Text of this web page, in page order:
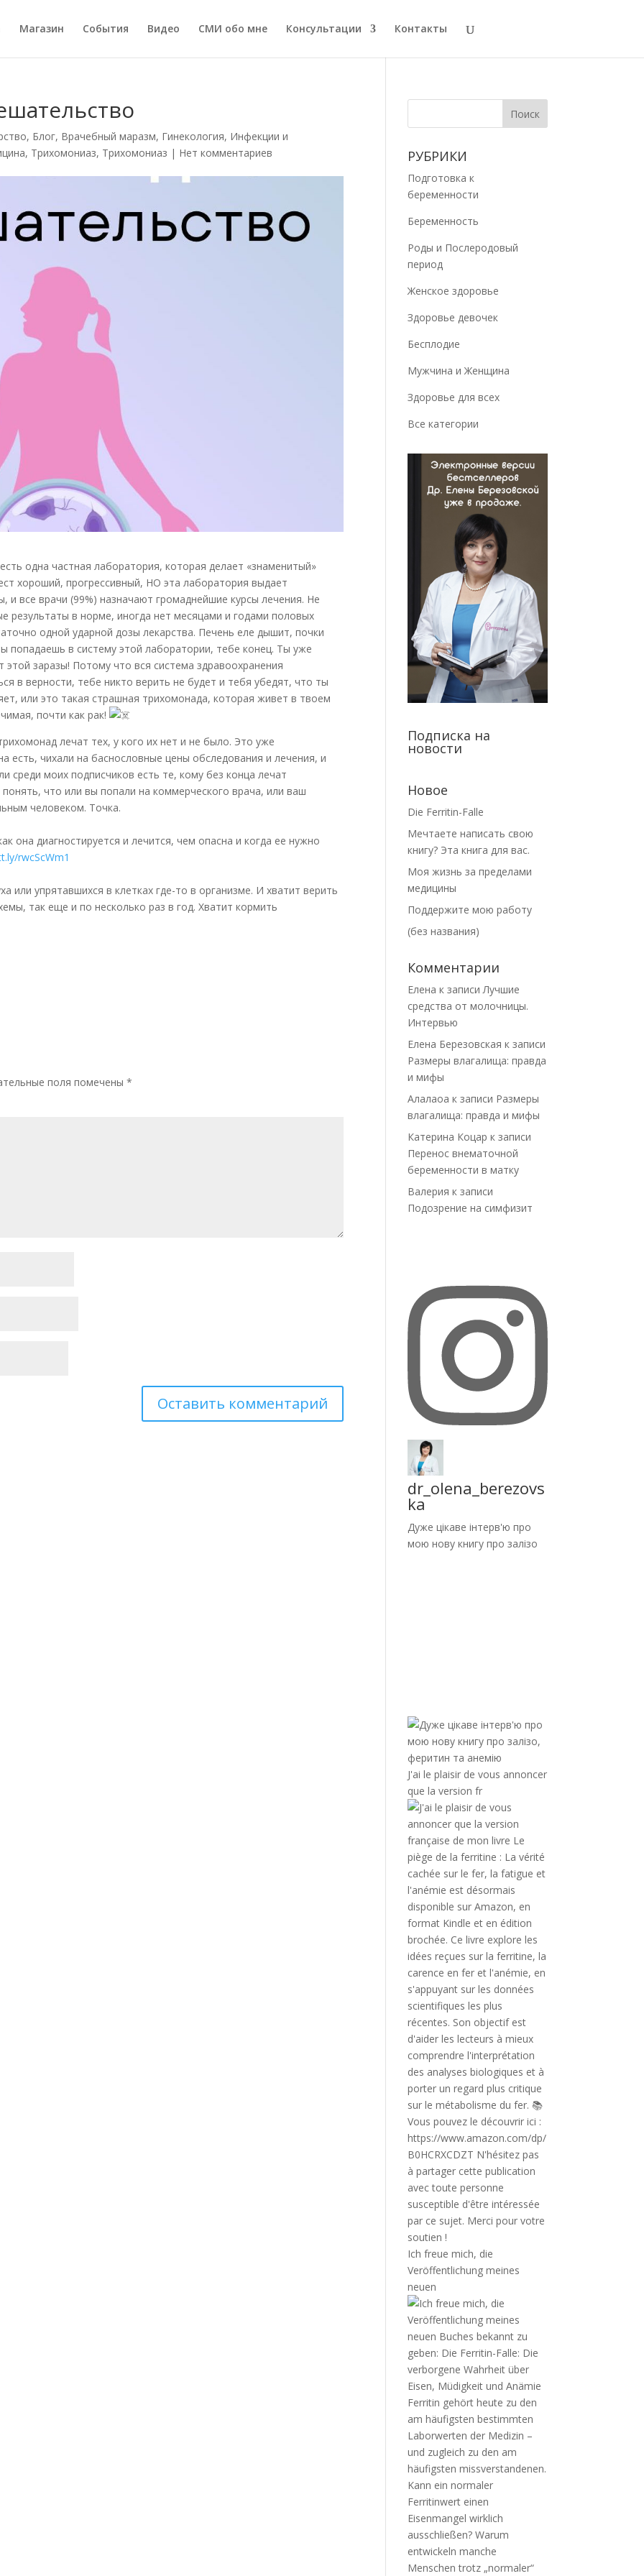
Магазин События Видео СМИ обо мне Консультации Контакты
, Блог, Врачебный маразм, Гинекология, Инфекции и
, Трихомониаз, Трихомониаз | Нет комментариев
одна частная лаборатория, которая делает «знаменитый»
хороший, прогрессивный, НО эта лаборатория выдает
и все врачи (99%) назначают громаднейшие курсы лечения. Не
результаты в норме, иногда нет месяцами и годами половых
одной ударной дозы лекарства. Печень еле дышит, почки
попадаешь в систему этой лаборатории, тебе конец. Ты уже
заразы! Потому что вся система здравоохранения
в верности, тебе никто верить не будет и тебя убедят, что ты
или это такая страшная трихомонада, которая живет в твоем
почти как рак!
лечат тех, у кого их нет и не было. Это уже
есть, чихали на баснословные цены обследования и лечения, и
среди моих подписчиков есть те, кому без конца лечат
что или вы попали на коммерческого врача, или ваш
человеком. Точка.
она диагностируется и лечится, чем опасна и когда ее нужно
rwcScWm1
или упрятавшихся в клетках где-то в организме. И хватит верить
так еще и по несколько раз в год. Хватит кормить
поля помечены*
РУБРИКИ
Подготовка к
беременности
Беременность
Роды и Послеродовый
период
Женское здоровье
Здоровье девочек
Бесплодие
Мужчина и Женщина
Здоровье для всех
Все категории
Подписка на
новости
Новое
Die Ferritin-Falle
Мечтаете написать свою
книгу? Эта книга для вас.
Моя жизнь за пределами
медицины
Поддержите мою работу
(без названия)
Комментарии
Елена к записиЛучшие
средства от молочницы.
Интервью
Елена Березовская к записи
Размеры влагалища: правда
и мифы
Алалаоа к записи Размеры
влагалища: правда и мифы
Катерина Коцар к записи
Перенос внематочной
беременности в матку
Валерия к записи
Подозрение на симфизит
dr_olena_berezovs
ka
Дуже цікаве інтерв'ю про
мою нову книгу про залізо
J'ai le plaisir de vous annoncer
que la version fr
Ich freue mich, die
Veröffentlichung meines
neuen